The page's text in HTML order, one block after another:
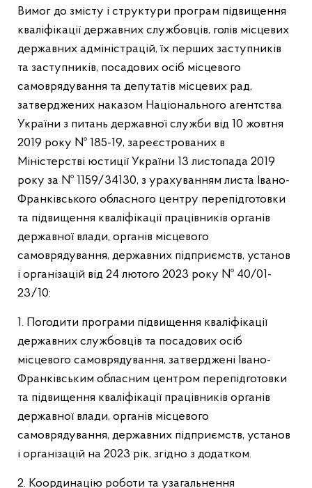
Вимог до змісту і структури програм підвищення
кваліфікації державних службовців, голів місцевих
державних адміністрацій, їх перших заступників
та заступників, посадових осіб місцевого
самоврядування та депутатів місцевих рад,
затверджених наказом Національного агентства
України з питань державної служби від 10 жовтня
2019 року № 185-19, зареєстрованих в
Міністерстві юстиції України 13 листопада 2019
року за № 1159/34130, з урахуванням листа Івано-
Франківського обласного центру перепідготовки
та підвищення кваліфікації працівників органів
державної влади, органів місцевого
самоврядування, державних підприємств, установ
і організацій від 24 лютого 2023 року № 40/01-
23/10:
1. Погодити програми підвищення кваліфікації
державних службовців та посадових осіб
місцевого самоврядування, затверджені Івано-
Франківським обласним центром перепідготовки
та підвищення кваліфікації працівників органів
державної влади, органів місцевого
самоврядування, державних підприємств, установ
і організацій на 2023 рік, згідно з додатком.
2. Координацію роботи та узагальнення